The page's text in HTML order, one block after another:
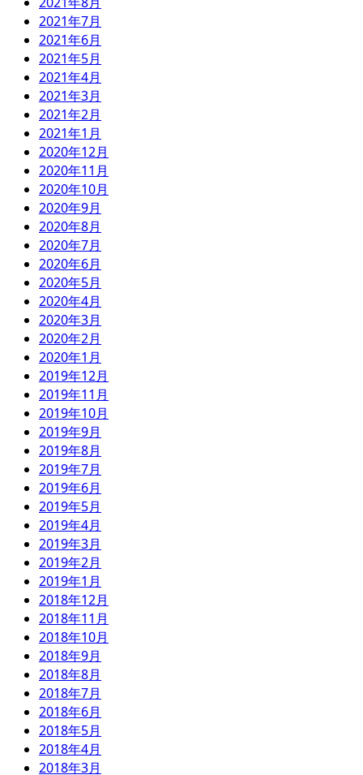
2021年7月
2021年6月
2021年5月
2021年4月
2021年3月
2021年2月
2021年1月
2020年12月
2020年11月
2020年10月
2020年9月
2020年8月
2020年7月
2020年6月
2020年5月
2020年4月
2020年3月
2020年2月
2020年1月
2019年12月
2019年11月
2019年10月
2019年9月
2019年8月
2019年7月
2019年6月
2019年5月
2019年4月
2019年3月
2019年2月
2019年1月
2018年12月
2018年11月
2018年10月
2018年9月
2018年8月
2018年7月
2018年6月
2018年5月
2018年4月
2018年3月